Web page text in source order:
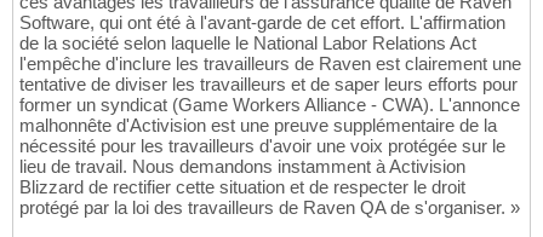
Software, qui ont été à l'avant-garde de cet effort. L'affirmation
de la société selon laquelle le National Labor Relations Act
l'empêche d'inclure les travailleurs de Raven est clairement une
tentative de diviser les travailleurs et de saper leurs efforts pour
former un syndicat (Game Workers Alliance - CWA). L'annonce
malhonnête d'Activision est une preuve supplémentaire de la
nécessité pour les travailleurs d'avoir une voix protégée sur le
lieu de travail. Nous demandons instamment à Activision
Blizzard de rectifier cette situation et de respecter le droit
protégé par la loi des travailleurs de Raven QA de s'organiser. »